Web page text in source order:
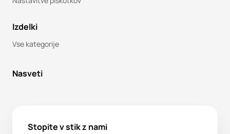
Izdelki
Vse kategorije
Nasveti
Stopite v stik z nami